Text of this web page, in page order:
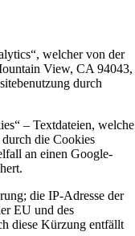
welcher von der
View, CA 94043,
durch
– Textdateien, welche
die Cookies
an einen Google-
die IP-Adresse der
EU und des
diese Kürzung entfällt